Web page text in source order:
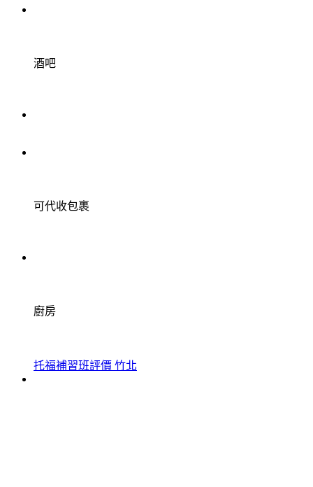
酒吧
可代收包裹
廚房
托福補習班評價 竹北